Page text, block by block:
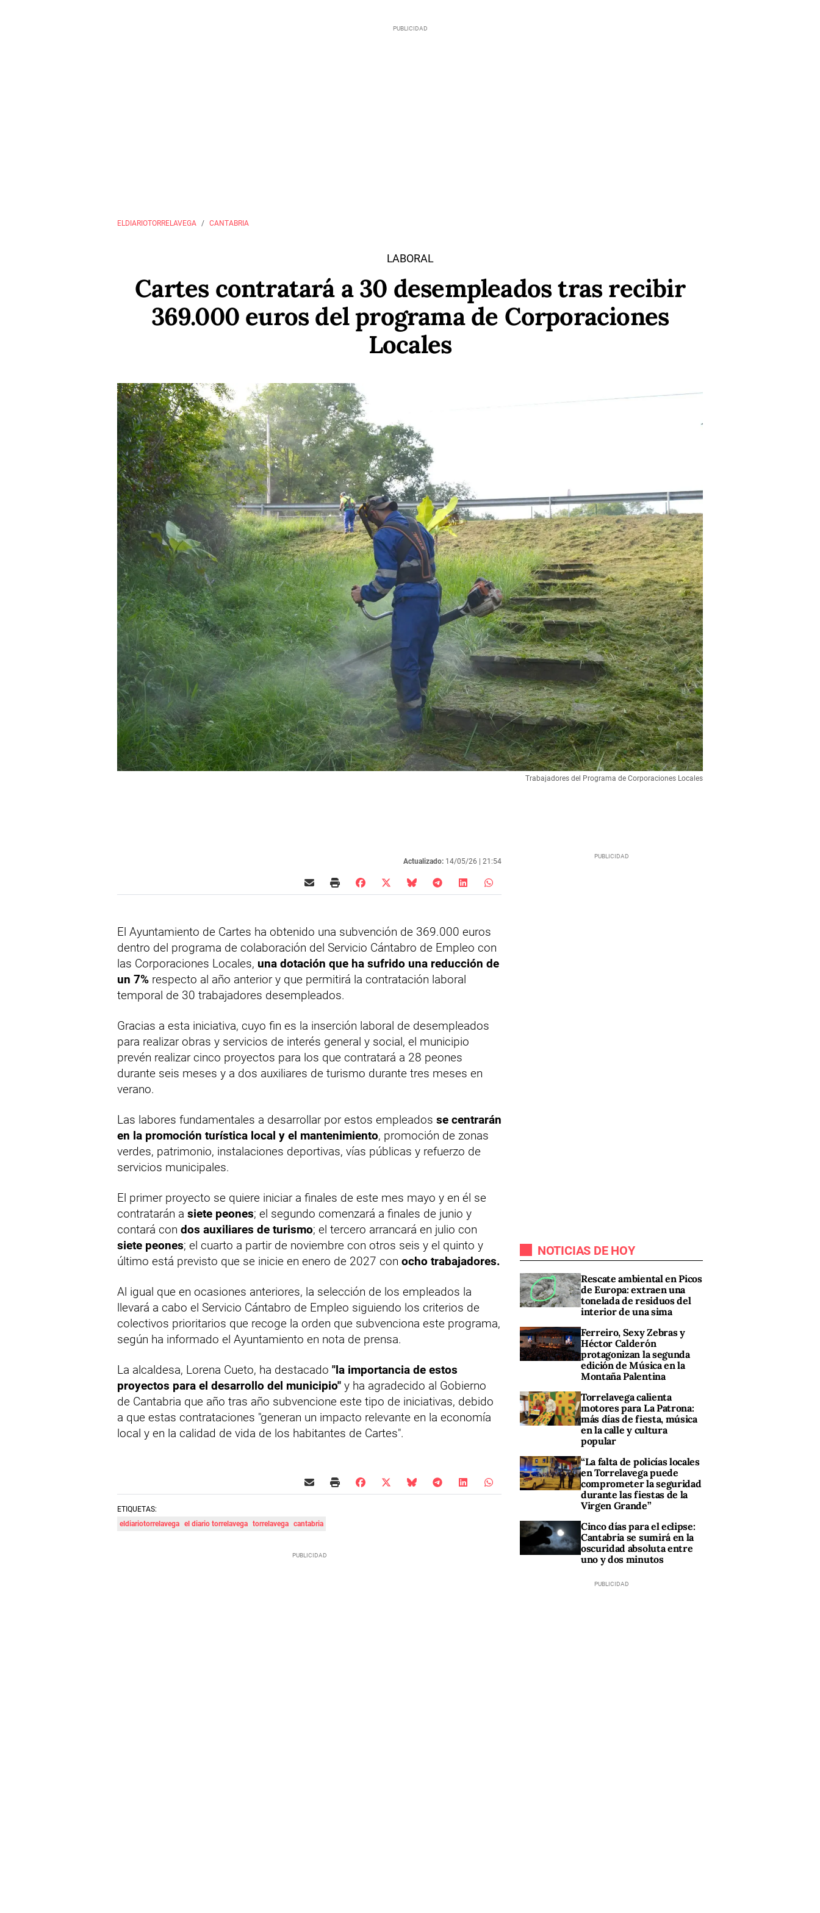
ELDIARIOTORRELAVEGA CANTABRIA
LABORAL
Cartes contratará a 30 desempleados tras recibir
369.000 euros del programa de Corporaciones
Locales
Trabajadores del Programa de Corporaciones Locales
Actualizado: 14/05/26 | 21:54
El Ayuntamiento de Cartes ha obtenido una subvención de 369.000 euros
dentro del programa de colaboración del Servicio Cántabro de Empleo con
las Corporaciones Locales, una dotación que ha sufrido una reducción de
un 7% respecto al año anterior y que permitirá la contratación laboral
temporal de 30 trabajadores desempleados.
Gracias a esta iniciativa, cuyo fin es la inserción laboral de desempleados
para realizar obras y servicios de interés general y social, el municipio
prevén realizar cinco proyectos para los que contratará a 28 peones
durante seis meses y a dos auxiliares de turismo durante tres meses en
verano.
Las labores fundamentales a desarrollar por estos empleados se centrarán
en la promoción turística local y el mantenimiento, promoción de zonas
verdes, patrimonio, instalaciones deportivas, vías públicas y refuerzo de
servicios municipales.
El primer proyecto se quiere iniciar a finales de este mes mayo y en él se
contratarán a siete peones; el segundo comenzará a finales de junio y
contará con dos auxiliares de turismo; el tercero arrancará en julio con
siete peones; el cuarto a partir de noviembre con otros seis y el quinto y
último está previsto que se inicie en enero de 2027 con ocho trabajadores.
Al igual que en ocasiones anteriores, la selección de los empleados la
llevará a cabo el Servicio Cántabro de Empleo siguiendo los criterios de
colectivos prioritarios que recoge la orden que subvenciona este programa,
según ha informado el Ayuntamiento en nota de prensa.
La alcaldesa, Lorena Cueto, ha destacado "la importancia de estos
proyectos para el desarrollo del municipio" y ha agradecido al Gobierno
de Cantabria que año tras año subvencione este tipo de iniciativas, debido
a que estas contrataciones "generan un impacto relevante en la economía
local y en la calidad de vida de los habitantes de Cartes".
ETIQUETAS:
eldiariotorrelavega el diario torrelavega torrelavega cantabria
NOTICIAS DE HOY
Rescate ambiental en Picos
de Europa: extraen una
tonelada de residuos del
interior de una sima
Ferreiro, Sexy Zebras y
Héctor Calderón
protagonizan la segunda
edición de Música en la
Montaña Palentina
Torrelavega calienta
motores para La Patrona:
más días de fiesta, música
en la calle y cultura
popular
“La falta de policías locales
en Torrelavega puede
comprometer la seguridad
durante las fiestas de la
Virgen Grande”
Cinco días para el eclipse:
Cantabria se sumirá en la
oscuridad absoluta entre
uno y dos minutos